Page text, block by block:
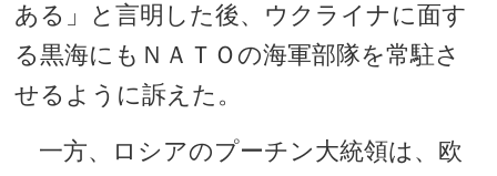
ある」と言明した後、ウクライナに面す
る黒海にもＮＡＴＯの海軍部隊を常駐さ
せるように訴えた。
一方、ロシアのプーチン大統領は、欧